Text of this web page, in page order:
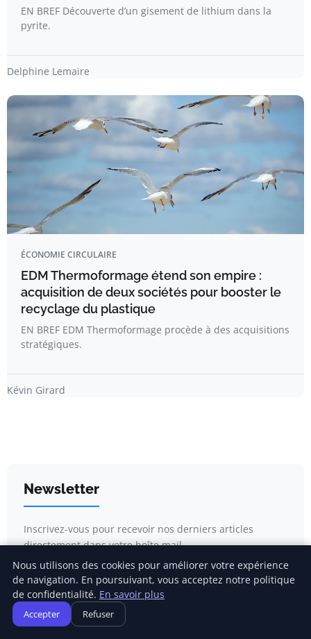
EN BREF Découverte d’un gisement de lithium dans la
pyrite.
Delphine Lemaire
ÉCONOMIE CIRCULAIRE
EDM Thermoformage étend son empire :
acquisition de deux sociétés pour booster le
recyclage du plastique
EN BREF EDM Thermoformage procède à des acquisitions
stratégiques.
Kévin Girard
Newsletter
Inscrivez-vous pour recevoir nos derniers articles
directement dans votre boîte mail.
Nous utilisons des cookies pour améliorer votre expérience
de navigation. En poursuivant, vous acceptez notre politique
de confidentialité. En savoir plus
Accepter Refuser